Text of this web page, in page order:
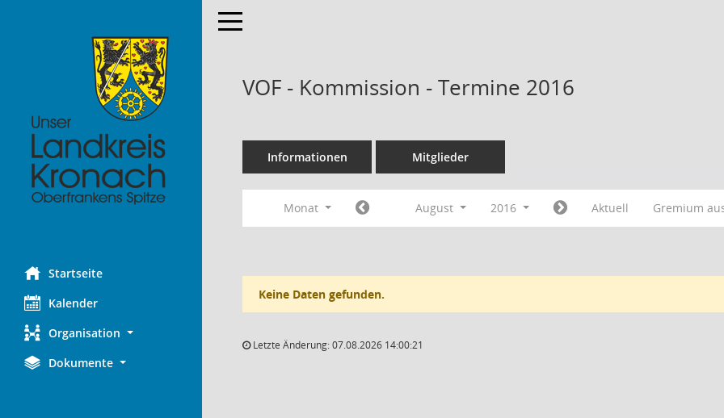
Startseite
Kalender
Organisation
Dokumente
Toggle navigation
VOF - Kommission - Termine 2016
Informationen Mitglieder
Monat August 2016 Aktuell Gremium
Keine Daten gefunden.
Letzte Änderung: 07.08.2026 14:00:21